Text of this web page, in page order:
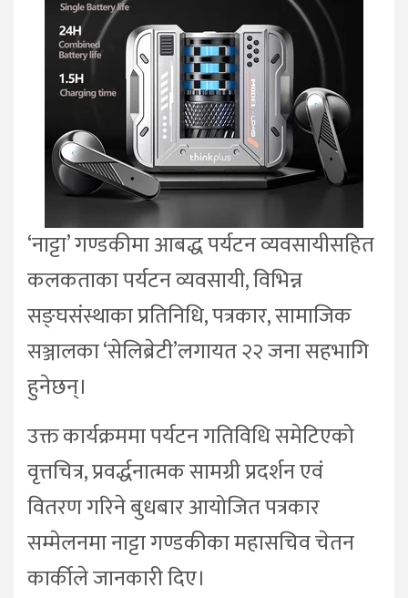
‘नाट्टा’ गण्डकीमा आबद्ध पर्यटन व्यवसायीसहित
कलकताका पर्यटन व्यवसायी, विभिन्न
सङ्घसंस्थाका प्रतिनिधि, पत्रकार, सामाजिक
सञ्जालका ‘सेलिब्रेटी’लगायत २२ जना सहभागि
हुनेछन्।
उक्त कार्यक्रममा पर्यटन गतिविधि समेटिएको
वृत्तचित्र, प्रवर्द्धनात्मक सामग्री प्रदर्शन एवं
वितरण गरिने बुधबार आयोजित पत्रकार
सम्मेलनमा नाट्टा गण्डकीका महासचिव चेतन
कार्कीले जानकारी दिए।